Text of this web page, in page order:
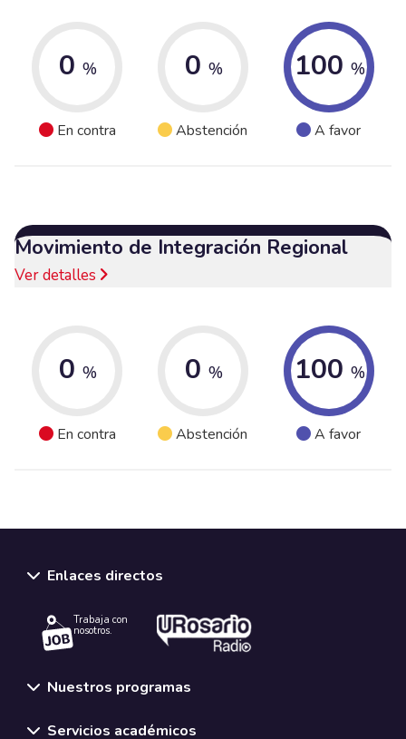
0 %
En contra
0 %
Abstención
100 %
A favor
Movimiento de Integración Regional
Ver detalles
0 %
En contra
0 %
Abstención
100 %
A favor
Enlaces directos
Trabaja con
nosotros.
Nuestros programas
Servicios académicos